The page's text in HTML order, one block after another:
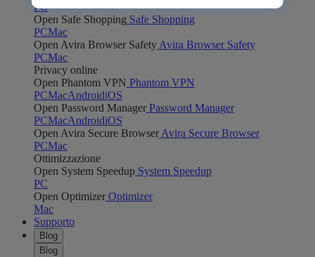
PC
Open Safe Shopping Safe Shopping
PCMac
Open Avira Browser Safety Avira Browser Safety
PCMac
Privacy online
Open Phantom VPN Phantom VPN
PCMacAndroidiOS
Open Password Manager Password Manager
PCMacAndroidiOS
Open Avira Secure Browser Avira Secure Browser
PCMac
Ottimizzazione
Open System Speedup System Speedup
PC
Open Optimizer Optimizer
Mac
Supporto
Blog
Blog